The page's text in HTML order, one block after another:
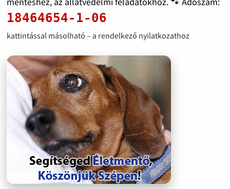
18464654-1-06
kattintással másolható – a rendelkező nyilatkozathoz